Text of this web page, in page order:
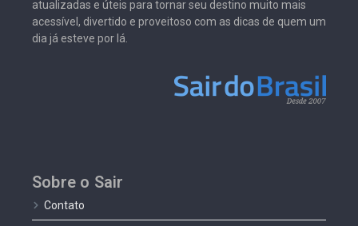
atualizadas e úteis para tornar seu destino muito mais
acessível, divertido e proveitoso com as dicas de quem um
dia já esteve por lá.
Sobre o Sair
Contato